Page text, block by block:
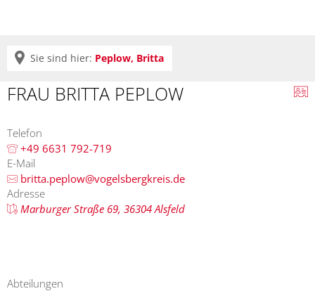
Sie sind hier: Peplow, Britta
FRAU BRITTA PEPLOW
Telefon
+49 6631 792-719
E-Mail
britta.peplow@vogelsbergkreis.de
Adresse
Marburger Straße 69, 36304 Alsfeld
Abteilungen